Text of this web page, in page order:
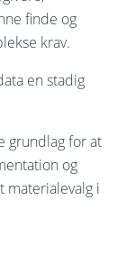
finde og
krav.
en stadig
grundlag for at
og
i